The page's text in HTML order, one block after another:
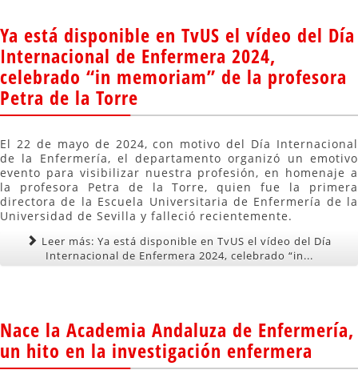
Ya está disponible en TvUS el vídeo del Día
Internacional de Enfermera 2024,
celebrado “in memoriam” de la profesora
Petra de la Torre
El 22 de mayo de 2024, con motivo del Día Internacional
de la Enfermería, el departamento organizó un emotivo
evento para visibilizar nuestra profesión, en homenaje a
la profesora Petra de la Torre, quien fue la primera
directora de la Escuela Universitaria de Enfermería de la
Universidad de Sevilla y falleció recientemente.
Leer más: Ya está disponible en TvUS el vídeo del Día
Internacional de Enfermera 2024, celebrado “in...
Nace la Academia Andaluza de Enfermería,
un hito en la investigación enfermera